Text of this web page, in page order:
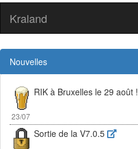
Kraland
Nouvelles
23/07
RIK à Bruxelles le 29 août !
Sortie de la V7.0.5